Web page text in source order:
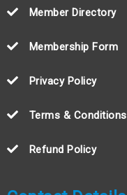
Member Directory
Membership Form
Privacy Policy
Terms & Conditions
Refund Policy